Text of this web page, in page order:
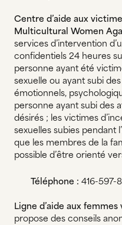
Centre d’aide aux
Multicultural Women
services d’intervention
confidentiels 24 heures
personne ayant été
sexuelle ou ayant subi
émotionnels,
personne ayant subi des
désirés ; les victimes
sexuelles subies pendant
que les membres de la
possible d’être orienté
Téléphone : 416-597-
Ligne d’aide aux
propose des conseils